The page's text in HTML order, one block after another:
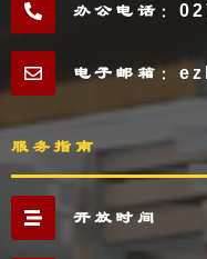
办公电话：
电子邮箱：
服务指南
开放时间